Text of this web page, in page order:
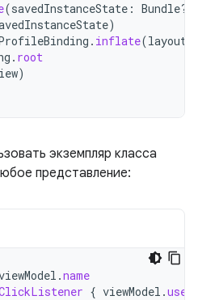
(savedInstanceState : Bundle?)
)
. inflate(
. root
)
экземпляр класса
представление:
.name
{ viewModel .